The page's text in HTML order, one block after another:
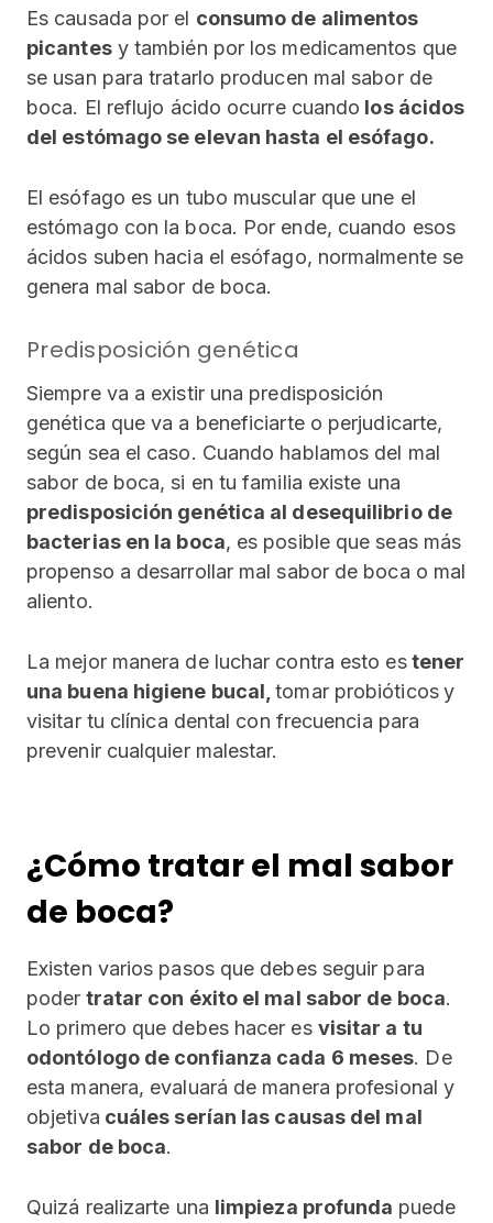
Es causada por el consumo de alimentos
picantesy también por los medicamentos que
se usan para tratarlo producen mal sabor de
boca. El reflujo ácido ocurre cuando los ácidos
del estómago se elevan hasta el esófago.
El esófago es un tubo muscular que une el
estómago con la boca. Por ende, cuando esos
ácidos suben hacia el esófago, normalmente se
genera mal sabor de boca.
Predisposición genética
Siempre va a existir una predisposición
genética que va a beneficiarte o perjudicarte,
según sea el caso. Cuando hablamos del mal
sabor de boca, si en tu familia existe una
predisposición genética al desequilibrio de
bacterias en la boca, es posible que seas más
propenso a desarrollar mal sabor de boca o mal
aliento.
La mejor manera de luchar contra esto estener
una buena higiene bucal,tomar probióticos y
visitar tu clínica dental con frecuencia para
prevenir cualquier malestar.
¿Cómo tratar el mal sabor
de boca?
Existen varios pasos que debes seguir para
poder tratar con éxito el mal sabor de boca.
Lo primero que debes hacer es visitar a tu
odontólogo de confianza cada 6 meses. De
esta manera, evaluará de manera profesional y
objetiva cuáles serían las causas del mal
sabor de boca.
Quizá realizarte una limpieza profunda puede